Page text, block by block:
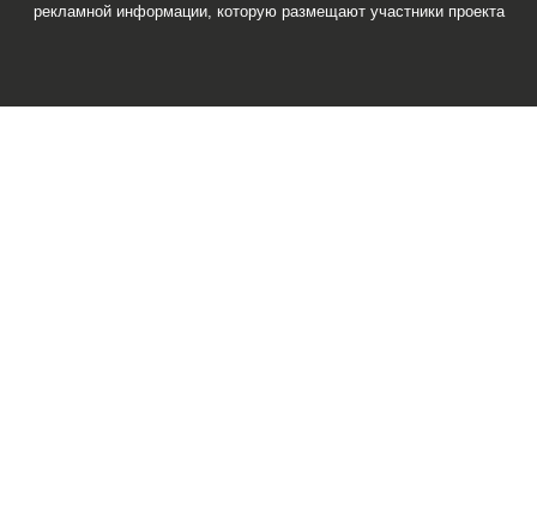
рекламной информации, которую размещают участники проекта